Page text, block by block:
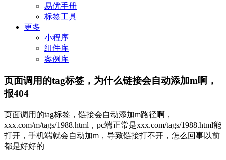
易优手册
标签工具
更多
小程序
组件库
案例库
页面调用的tag标签，为什么链接会自动添加m啊，
报404
页面调用的tag标签，链接会自动添加m路径啊，
xxx.com/m/tags/1988.html，pc端正常是xxx.com/tags/1988.html能
打开，手机端就会自动加m，导致链接打不开，怎么回事以前
都是好好的